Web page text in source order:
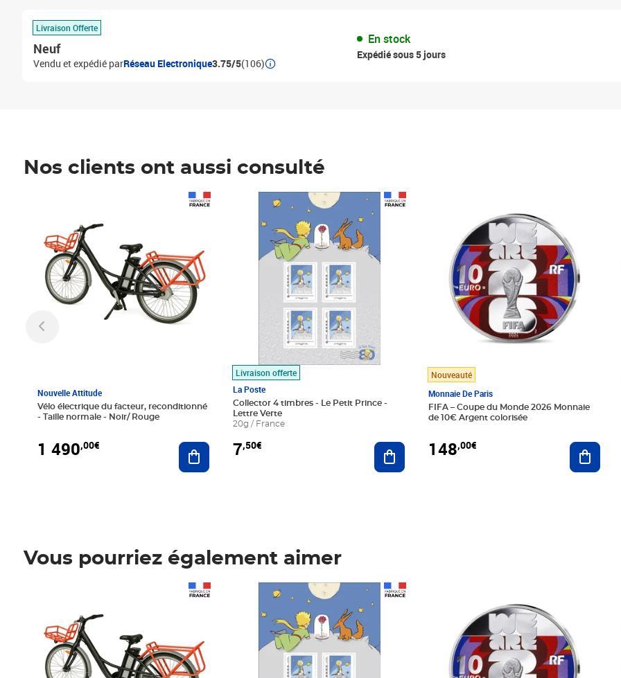
Livraison Offerte
Neuf
Vendu et expédié parRéseau Electronique3.75/5(106)
En stock
Expédié sous 5 jours
Nos clients ont aussi consulté
Nouvelle Attitude
Vélo électrique du facteur, reconditionné
- Taille normale - Noir/ Rouge
1 490,00€ Ajouter au panier
Livraison offerte
La Poste
Collector 4 timbres - Le Petit Prince -
Lettre Verte
20g / France
7,50€
Prix 7,50€
Ajouter au panier
Nouveauté
Monnaie De Paris
FIFA – Coupe du Monde 2026 Monnaie
de 10€ Argent colorisée
148,00€
Vous pourriez également aimer
Prix 7,50€